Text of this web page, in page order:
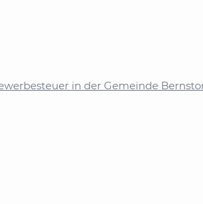
in der Gemeinde